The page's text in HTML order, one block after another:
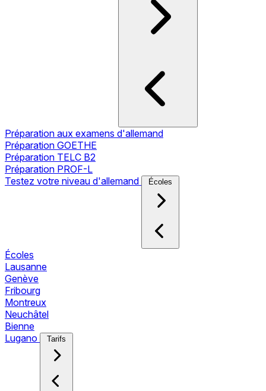
Préparation aux examens d'allemand
Préparation GOETHE
Préparation TELC B2
Préparation PROF-L
Testez votre niveau d'allemand
Écoles
Écoles
Lausanne
Genève
Fribourg
Montreux
Neuchâtel
Bienne
Lugano
Tarifs